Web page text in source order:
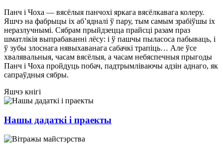
Панч і Чоха — вясёлыя панчохі яркага вясёлкавага колеру.
Яшчэ на фабрыцы іх аб’ядналі ў пару, тым самым зрабіўшы іх
неразлучнымі. Сябрам прыйдзецца прайсці разам праз
шматлікія выпрабаванні лёсу: і ў пашчы пыласоса пабываць, і
ў зубы злоснага нявыхаванага сабачкі трапіць… Але ўсе
хвалявальныя, часам вясёлыя, а часам небяспечныя прыгоды
Панч і Чоха пройдуць побач, падтрымліваючы адзін аднаго, як
сапраўдныя сябры.
Яшчэ кнігі
Нашы дадаткі і праекты